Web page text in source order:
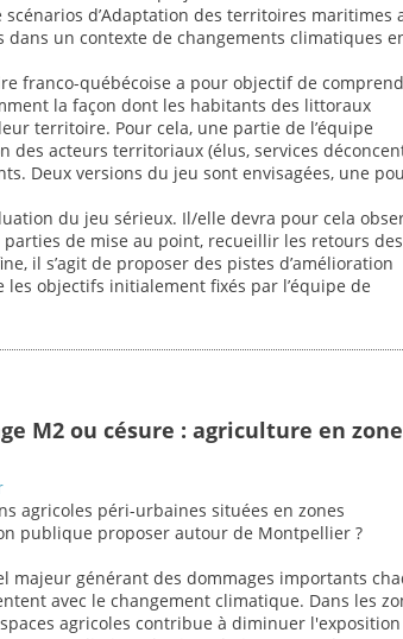
d’Adaptation des territoires maritimes
dans un contexte de changements climatiques
franco-québécoise a pour objectif de
la façon dont les habitants des littoraux
territoire. Pour cela, une partie de l’équipe
des acteurs territoriaux (élus, services
Deux versions du jeu sont envisagées, une
du jeu sérieux. Il/elle devra pour cela
de mise au point, recueillir les retours des
il s’agit de proposer des pistes d’amélioration
objectifs initialement fixés par l’équipe de
M2 ou césure : agriculture en zone
agricoles péri-urbaines situées en zones
publique proposer autour de Montpellier ?
majeur générant des dommages importants
avec le changement climatique. Dans les
agricoles contribue à diminuer l'exposition